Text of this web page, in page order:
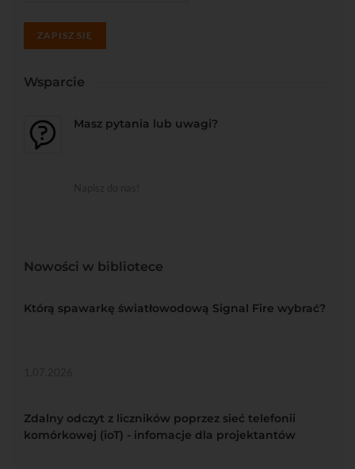
ZAPISZ SIĘ
Wsparcie
Masz pytania lub uwagi?
Nowości w bibliotece
Którą spawarkę światłowodową Signal Fire wybrać?
Zdalny odczyt z liczników poprzez sieć telefonii
komórkowej (ioT) - infomacje dla projektantów